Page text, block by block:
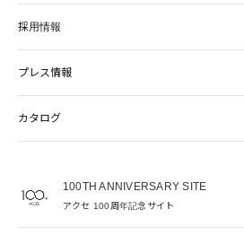
採用情報
プレス情報
カタログ
100TH ANNIVERSARY SITE
アクセ 100周年記念サイト